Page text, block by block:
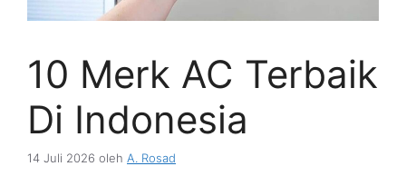
10 Merk AC Terbaik
Di Indonesia
14 Juli 2026 oleh A. Rosad